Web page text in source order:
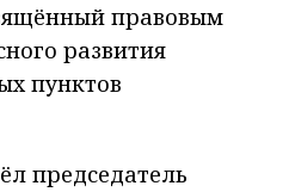
правовым
развития
пунктов
председатель